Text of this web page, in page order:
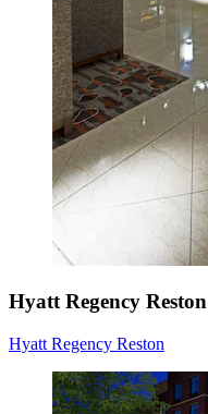
Hyatt Regency Reston
Hyatt Regency Reston